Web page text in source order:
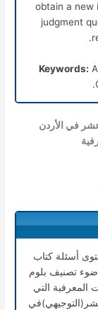
obtain a new
judgment
عشر في الأردن
أسئلة كتاب
ضوء تصنيف بلوم
المعرفية التي